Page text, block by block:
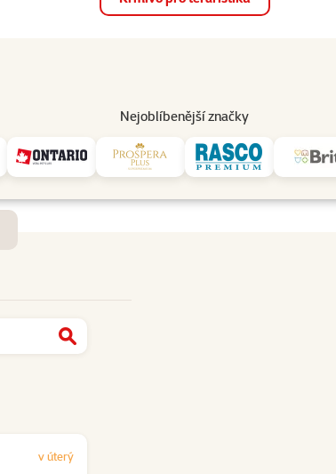
Nejoblíbenější značky
Prodejny Služby
Dostupnost a doručení
Najít
v úterý